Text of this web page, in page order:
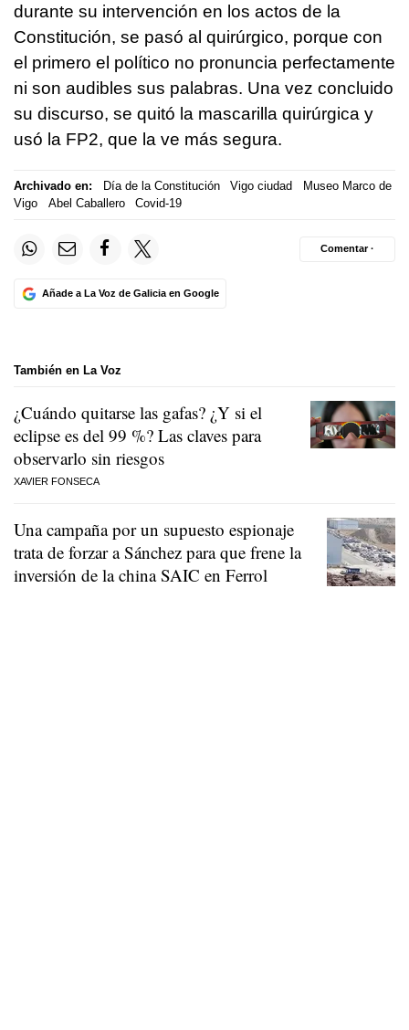
durante su intervención en los actos de la
Constitución, se pasó al quirúrgico, porque con
el primero el político no pronuncia perfectamente
ni son audibles sus palabras. Una vez concluido
su discurso, se quitó la mascarilla quirúrgica y
usó la FP2, que la ve más segura.
Archivado en: Día de la Constitución Vigo ciudad
Museo Marco de
Vigo
Abel Caballero Covid-19
Añade a La Voz de Galicia en Google
Comentar ·
También en La Voz
¿Cuándo quitarse las gafas? ¿Y si el
eclipse es del 99 %? Las claves para
observarlo sin riesgos
XAVIER FONSECA
Una campaña por un supuesto espionaje
trata de forzar a Sánchez para que frene la
inversión de la china SAIC en Ferrol